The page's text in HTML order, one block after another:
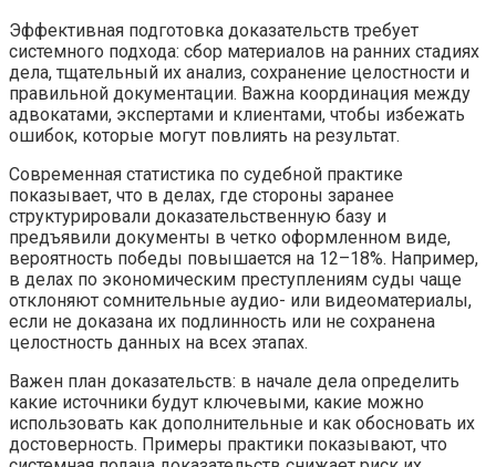
Эффективная подготовка доказательств требует
системного подхода: сбор материалов на ранних стадиях
дела, тщательный их анализ, сохранение целостности и
правильной документации. Важна координация между
адвокатами, экспертами и клиентами, чтобы избежать
ошибок, которые могут повлиять на результат.
Современная статистика по судебной практике
показывает, что в делах, где стороны заранее
структурировали доказательственную базу и
предъявили документы в четко оформленном виде,
вероятность победы повышается на 12–18%. Например,
в делах по экономическим преступлениям суды чаще
отклоняют сомнительные аудио- или видеоматериалы,
если не доказана их подлинность или не сохранена
целостность данных на всех этапах.
Важен план доказательств: в начале дела определить
какие источники будут ключевыми, какие можно
использовать как дополнительные и как обосновать их
достоверность. Примеры практики показывают, что